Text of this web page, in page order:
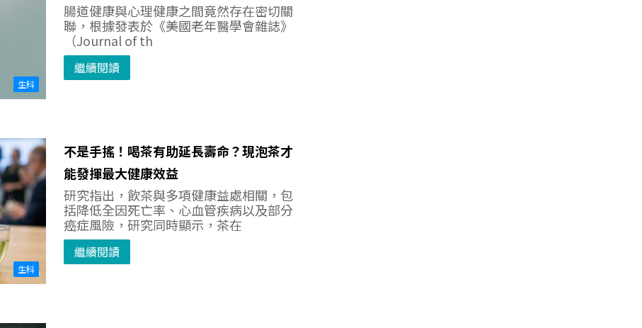
生科
腸道健康與心理健康之間竟然存在密切關
聯，根據發表於《美國老年醫學會雜誌》
（Journal of th
繼續閱讀
生科
不是手搖！喝茶有助延長壽命？現泡茶才
能發揮最大健康效益
研究指出，飲茶與多項健康益處相關，包
括降低全因死亡率、心血管疾病以及部分
癌症風險，研究同時顯示，茶在
繼續閱讀